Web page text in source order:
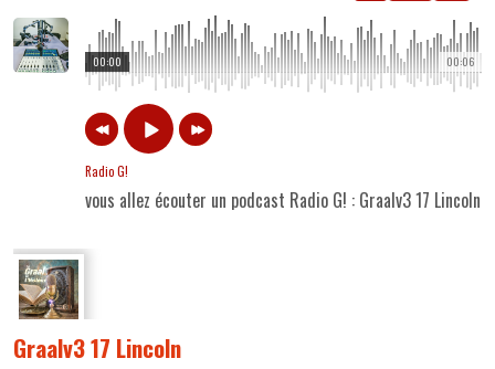
00:06
00:00
Radio G!
vous allez écouter un podcast Radio G! : Graalv3 17 Lincoln
Graalv3 17 Lincoln